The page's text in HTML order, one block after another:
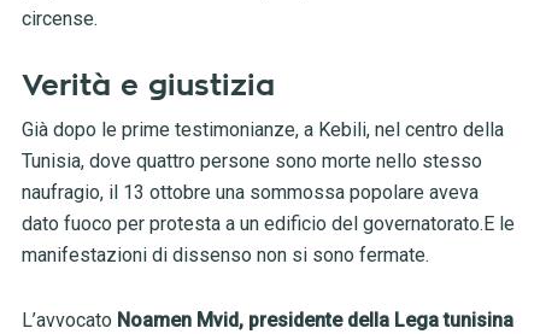
circense.
Verità e giustizia
Già dopo le prime testimonianze, a Kebili, nel centro della
Tunisia, dove quattro persone sono morte nello stesso
naufragio, il 13 ottobre una sommossa popolare aveva
dato fuoco per protesta a un edificio del governatorato.E le
manifestazioni di dissenso non si sono fermate.
L’avvocato Noamen Mvid, presidente della Lega tunisina